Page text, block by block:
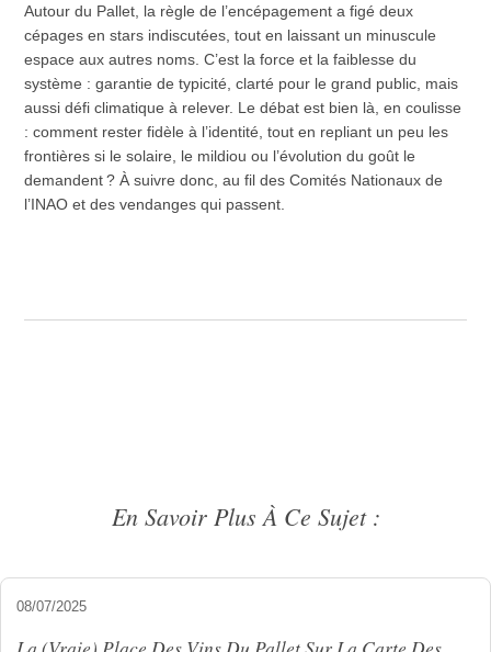
Autour du Pallet, la règle de l’encépagement a figé deux
cépages en stars indiscutées, tout en laissant un minuscule
espace aux autres noms. C’est la force et la faiblesse du
système : garantie de typicité, clarté pour le grand public, mais
aussi défi climatique à relever. Le débat est bien là, en coulisse
: comment rester fidèle à l’identité, tout en repliant un peu les
frontières si le solaire, le mildiou ou l’évolution du goût le
demandent ? À suivre donc, au fil des Comités Nationaux de
l’INAO et des vendanges qui passent.
En Savoir Plus À Ce Sujet :
08/07/2025